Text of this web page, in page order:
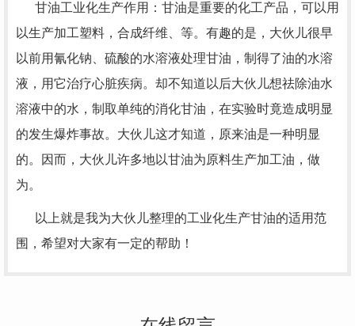
甘油工业化生产作用：甘油是重要的化工产品，可以用
以生产加工塑料，合成纤维、等。有趣的是，大伙儿很早
以前用氰化钠、硫酸的水溶液处理甘油，制得了油的水溶
液，用它治疗心脏疾病。却不知道以后大伙儿想祛除油水
溶液中的水，制取单纯的消化甘油，在实验时竟造成明显
的发生爆炸事故。大伙儿这才知道，原来油是一种明显
的。因而，大伙儿许多地以甘油为原料生产加工油，做
为。
以上就是我为大伙儿整理的工业化生产甘油的适用范
围，希望对大家有一定的帮助！